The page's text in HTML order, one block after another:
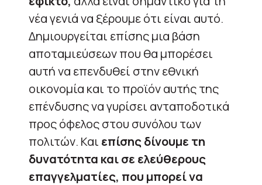
νέα γενιά να ξέρουμε ότι είναι αυτό.
Δημιουργείται επίσης μια βάση
αποταμιεύσεων που θα μπορέσει
αυτή να επενδυθεί στην εθνική
οικονομία και το προϊόν αυτής της
επένδυσης να γυρίσει ανταποδοτικά
προς όφελος στου συνόλου των
πολιτών. Και επίσης δίνουμε τη
δυνατότητα και σε ελεύθερους
επαγγελματίες, που μπορεί να